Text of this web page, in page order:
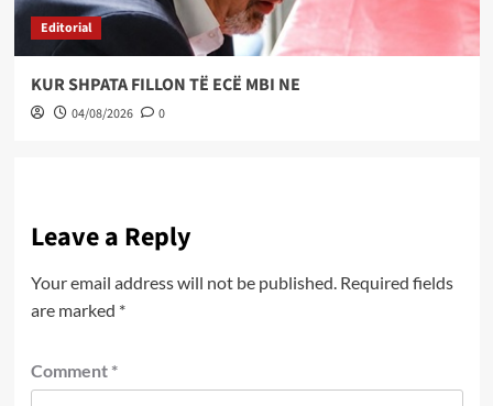
Editorial
KUR SHPATA FILLON TË ECË MBI NE
04/08/2026 0
Leave a Reply
Your email address will not be published. Required fields
are marked *
Comment *